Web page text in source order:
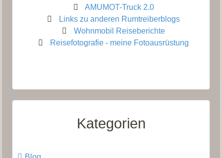
AMUMOT-Truck 2.0
Links zu anderen Rumtreiberblogs
Wohnmobil Reiseberichte
Reisefotografie - meine Fotoausrüstung
Kategorien